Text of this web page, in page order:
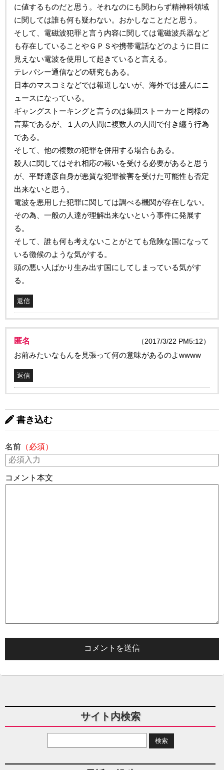
に値するものだと思う。それなのにも関わらず精神科領域
に関しては誰も何も疑わない。おかしなことだと思う。
そして、電磁波犯罪と言う内容に関しては電磁波兵器など
も存在していることやＧＰＳや携帯電話などのように目に
見えない電波を使用して起きていると言える。
テレパシー通信などの研究もある。
日本のマスコミなどでは報道しないが、海外では盛んにニ
ュースになっている。
ギャングストーキングと言うのは集団ストーカーと同様の
言葉であるが、１人の人間に複数人の人間で付き纏う行為
である。
そして、他の複数の犯罪を併用する場合もある。
殺人に関してはそれ相応の報いを受ける必要があると思う
が、平野達彦自身が悪質な犯罪被害を受けた可能性も否定
出来ないと思う。
電波を悪用した犯罪に関しては調べる機関が存在しない。
その為、一般の人達が理解出来ないという事件に発展す
る。
そして、誰も何も考えないことがとても危険な国になって
いる徴候のような気がする。
頭の悪い人ばかり生み出す国にしてしまっている気がす
る。
返信
匿名 （2017/3/22 PM5:12）
お前みたいなもんを見張って何の意味があるのよwwww
返信
書き込む
名前 （必須）
コメント本文
サイト内検索